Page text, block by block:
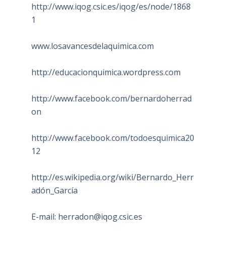
http://www.iqog.csic.es/iqog/es/node/1868
1
www.losavancesdelaquimica.com
http://educacionquimica.wordpress.com
http://www.facebook.com/bernardoherrad
on
http://www.facebook.com/todoesquimica20
12
http://es.wikipedia.org/wiki/Bernardo_Herr
adón_García
E-mail: herradon@iqog.csic.es